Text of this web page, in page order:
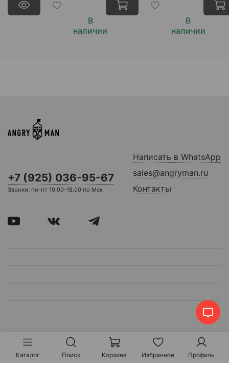
В
наличии
В
наличии
+7 (925) 036-95-67
Звонки: пн-пт 10.00-18.00 по Мск
Написать в WhatsApp
sales@angryman.ru
Контакты
Каталог Поиск Корзина Избранное Профиль